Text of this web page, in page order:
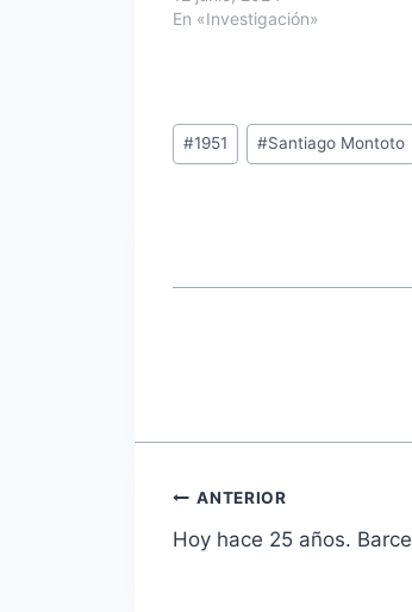
En «Investigación»
Etiquetas
de
#1951 #Santiago Montoto
Navegación
de
ANTERIOR
Hoy hace 25 años.